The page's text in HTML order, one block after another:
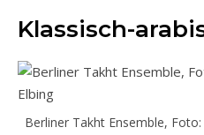
Klassisch-
Berliner Takht Ensemble,